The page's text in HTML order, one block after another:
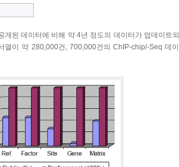
개된 데이터에 비해 약 4년 정도의 데이터가 업데이트
열이 약 280,000건, 700,000건의 ChIP-chip/-Seq 데